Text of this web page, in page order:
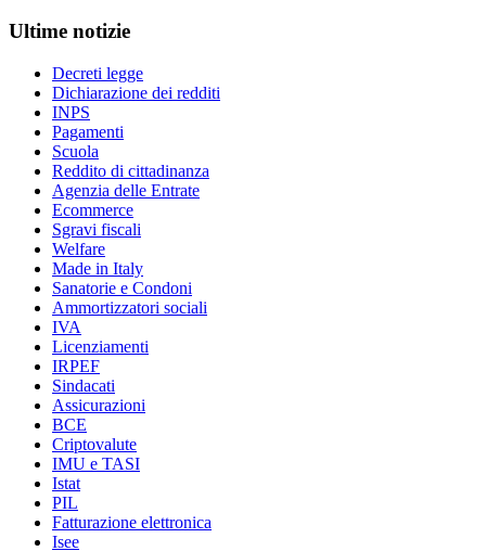
Ultime notizie
Decreti legge
Dichiarazione dei redditi
INPS
Pagamenti
Scuola
Reddito di cittadinanza
Agenzia delle Entrate
Ecommerce
Sgravi fiscali
Welfare
Made in Italy
Sanatorie e Condoni
Ammortizzatori sociali
IVA
Licenziamenti
IRPEF
Sindacati
Assicurazioni
BCE
Criptovalute
IMU e TASI
Istat
PIL
Fatturazione elettronica
Isee